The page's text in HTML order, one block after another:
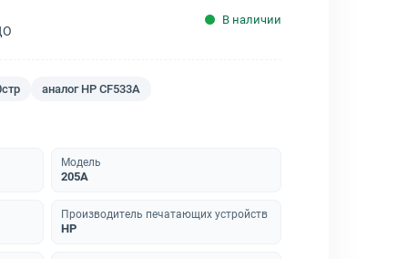
В наличии
аналог HP CF533A
Модель
205A
Производитель печатающих устройств
HP